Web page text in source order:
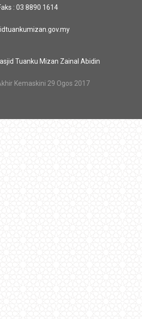
: 03 8890 1614
Tuanku Mizan Zainal Abidin
Kemaskini 29 Ogos 2017